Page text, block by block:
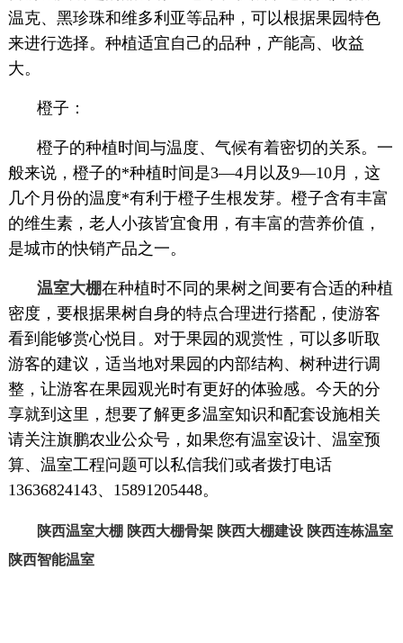
温克、黑珍珠和维多利亚等品种，可以根据果园特色
来进行选择。种植适宜自己的品种，产能高、收益
大。
橙子：
橙子的种植时间与温度、气候有着密切的关系。一
般来说，橙子的*种植时间是3—4月以及9—10月，这
几个月份的温度*有利于橙子生根发芽。橙子含有丰富
的维生素，老人小孩皆宜食用，有丰富的营养价值，
是城市的快销产品之一。
温室大棚在种植时不同的果树之间要有合适的种植
密度，要根据果树自身的特点合理进行搭配，使游客
看到能够赏心悦目。对于果园的观赏性，可以多听取
游客的建议，适当地对果园的内部结构、树种进行调
整，让游客在果园观光时有更好的体验感。今天的分
享就到这里，想要了解更多温室知识和配套设施相关
请关注旗鹏农业公众号，如果您有温室设计、温室预
算、温室工程问题可以私信我们或者拨打电话
13636824143、15891205448。
陕西温室大棚 陕西大棚骨架 陕西大棚建设 陕西连栋温室
陕西智能温室